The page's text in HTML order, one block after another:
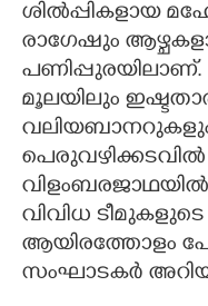
ശിൽപ്പികളായ
രാഗേഷും
പണിപ്പുരയിലാണ്.
മൂലയിലും
പെരുവഴിക്കടവിൽ
വിവിധ
ആയിരത്തോളം
സംഘാടകർ